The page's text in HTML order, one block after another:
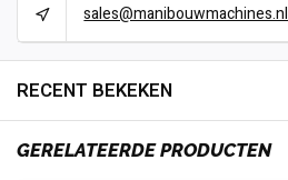
sales@manibouwmachines.nl
RECENT BEKEKEN
GERELATEERDE PRODUCTEN